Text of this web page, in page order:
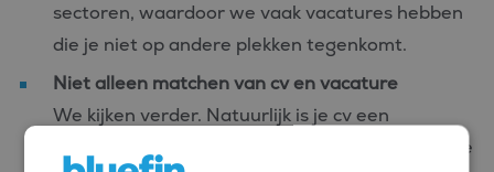
sectoren, waardoor we vaak vacatures hebben
die je niet op andere plekken tegenkomt.
Niet alleen matchen van cv en vacature
We kijken verder. Natuurlijk is je cv een
belangrijk aspect, maar we willen ook weten wie